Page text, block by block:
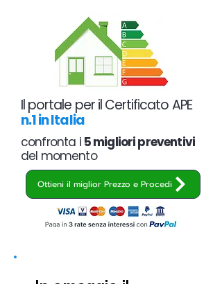
Il portale per il Certificato APE
n.1 in Italia
confronta i 5 migliori preventivi
del momento
Ottieni il miglior Prezzo e Procedi